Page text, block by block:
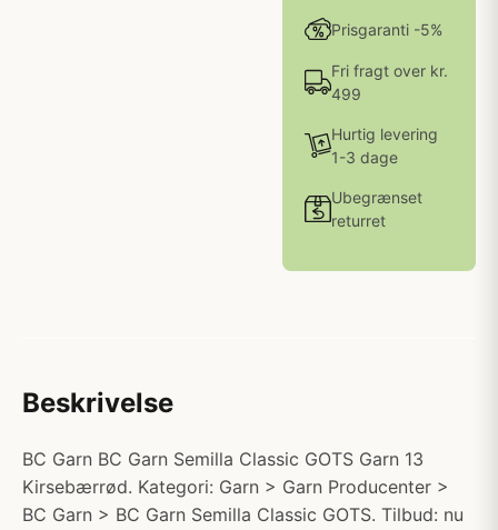
Prisgaranti -5%
Fri fragt over kr.
499
Hurtig levering
1-3 dage
Ubegrænset
returret
Beskrivelse
BC Garn BC Garn Semilla Classic GOTS Garn 13
Kirsebærrød. Kategori: Garn > Garn Producenter >
BC Garn > BC Garn Semilla Classic GOTS. Tilbud: nu